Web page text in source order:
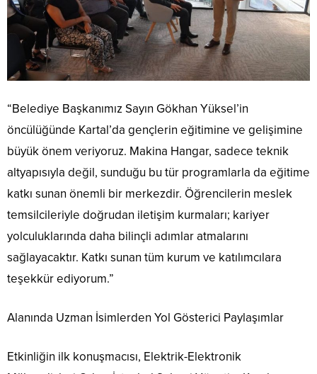
“Belediye Başkanımız Sayın Gökhan Yüksel’in
öncülüğünde Kartal’da gençlerin eğitimine ve gelişimine
büyük önem veriyoruz. Makina Hangar, sadece teknik
altyapısıyla değil, sunduğu bu tür programlarla da eğitime
katkı sunan önemli bir merkezdir. Öğrencilerin meslek
temsilcileriyle doğrudan iletişim kurmaları; kariyer
yolculuklarında daha bilinçli adımlar atmalarını
sağlayacaktır. Katkı sunan tüm kurum ve katılımcılara
teşekkür ediyorum.”
Alanında Uzman İsimlerden Yol Gösterici Paylaşımlar
Etkinliğin ilk konuşmacısı, Elektrik-Elektronik